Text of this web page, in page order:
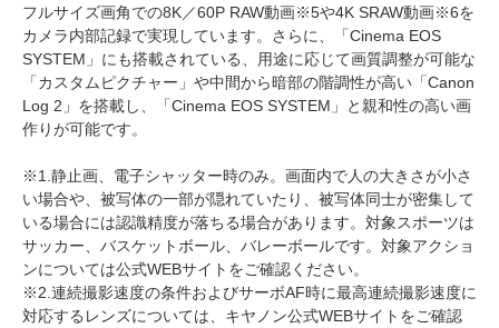
フルサイズ画角での8K／60P RAW動画※5や4K SRAW動画※6を
カメラ内部記録で実現しています。さらに、「Cinema EOS
SYSTEM」にも搭載されている、用途に応じて画質調整が可能な
「カスタムピクチャー」や中間から暗部の階調性が高い「Canon
Log 2」を搭載し、「Cinema EOS SYSTEM」と親和性の高い画
作りが可能です。
※1.静止画、電子シャッター時のみ。画面内で人の大きさが小さ
い場合や、被写体の一部が隠れていたり、被写体同士が密集して
いる場合には認識精度が落ちる場合があります。対象スポーツは
サッカー、バスケットボール、バレーボールです。対象アクショ
ンについては公式WEBサイトをご確認ください。
※2.連続撮影速度の条件およびサーボAF時に最高連続撮影速度に
対応するレンズについては、キヤノン公式WEBサイトをご確認